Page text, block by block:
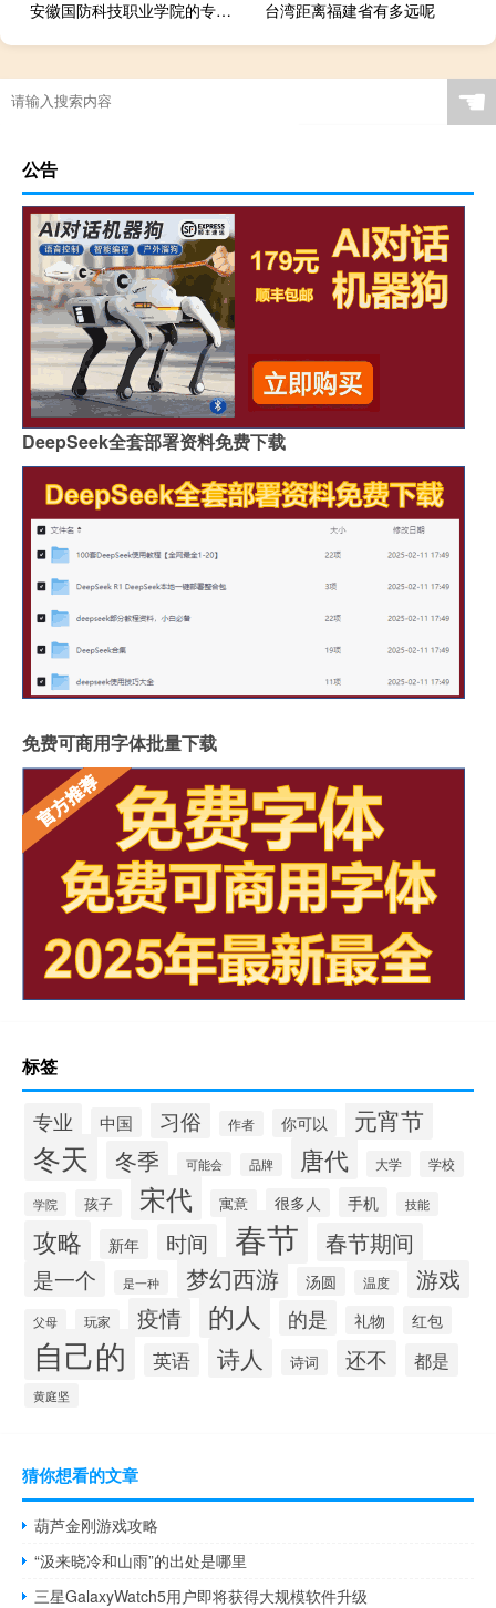
安徽国防科技职业学院的专业有哪些 台湾距离福建省有多远呢
☚
公告
DeepSeek全套部署资料免费下载
免费可商用字体批量下载
标签
专业 中国 习俗 作者 你可以 元宵节
冬天 冬季 可能会 品牌 唐代 大学 学校
学院 孩子 宋代 寓意 很多人 手机 技能
攻略 新年 时间 春节 春节期间
是一个 是一种 梦幻西游 汤圆 温度 游戏
父母 玩家 疫情 的人 的是 礼物 红包
自己的 英语 诗人 诗词 还不 都是
黄庭坚
猜你想看的文章
葫芦金刚游戏攻略
“汲来晓冷和山雨”的出处是哪里
三星GalaxyWatch5用户即将获得大规模软件升级